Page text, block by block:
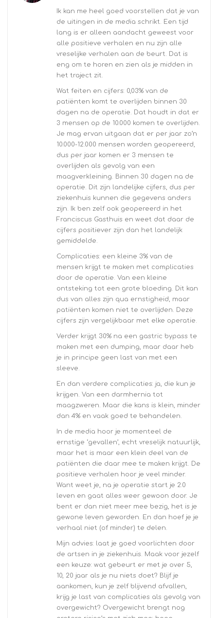
Ik kan me heel goed voorstellen dat je van
de uitingen in de media schrikt. Een tijd
lang is er alleen aandacht geweest voor
alle positieve verhalen en nu zijn alle
vreselijke verhalen aan de beurt. Dat is
eng om te horen en zien als je midden in
het traject zit.
Wat feiten en cijfers: 0,03% van de
patiënten komt te overlijden binnen 30
dagen na de operatie. Dat houdt in dat er
3 mensen op de 10.000 komen te overlijden.
Je mag ervan uitgaan dat er per jaar zo’n
10.000-12.000 mensen worden geopereerd,
dus per jaar komen er 3 mensen te
overlijden als gevolg van een
maagverkleining. Binnen 30 dagen na de
operatie. Dit zijn landelijke cijfers, dus per
ziekenhuis kunnen die gegevens anders
zijn. Ik ben zelf ook geopereerd in het
Franciscus Gasthuis en weet dat daar de
cijfers positiever zijn dan het landelijk
gemiddelde.
Complicaties: een kleine 3% van de
mensen krijgt te maken met complicaties
door de operatie. Van een kleine
ontsteking tot een grote bloeding. Dit kan
dus van alles zijn qua ernstigheid, maar
patiënten komen niet te overlijden. Deze
cijfers zijn vergelijkbaar met elke operatie.
Verder krijgt 30% na een gastric bypass te
maken met een dumping, maar daar heb
je in principe geen last van met een
sleeve.
En dan verdere complicaties: ja, die kun je
krijgen. Van een darmhernia tot
maagzweren. Maar die kans is klein, minder
dan 4% en vaak goed te behandelen.
In de media hoor je momenteel de
ernstige ‘gevallen’, echt vreselijk natuurlijk,
maar het is maar een klein deel van de
patiënten die daar mee te maken krijgt. De
positieve verhalen hoor je veel minder.
Want weet je, na je operatie start je 2.0
leven en gaat alles weer gewoon door. Je
bent er dan niet meer mee bezig, het is je
gewone leven geworden. En dan hoef je je
verhaal niet (of minder) te delen.
Mijn advies: laat je goed voorlichten door
de artsen in je ziekenhuis. Maak voor jezelf
een keuze: wat gebeurt er met je over 5,
10, 20 jaar als je nu niets doet? Blijf je
aankomen, kun je zelf blijvend afvallen,
krijg je last van complicaties als gevolg van
overgewicht? Overgewicht brengt nog